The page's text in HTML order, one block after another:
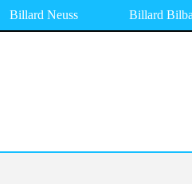
Billard Neuss Billard